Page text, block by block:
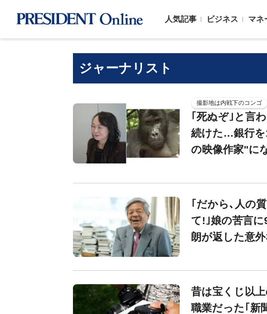
人気記事 ビジネス マネ
ジャーナリスト
撮影地は内戦下のコンゴ
｢死ぬぞ｣と言
続けた…銀行を
の映像作家"に
｢だから､人の
て!｣娘の苦言に
朗が返した意
昔は宝くじ以
職業だった｢新